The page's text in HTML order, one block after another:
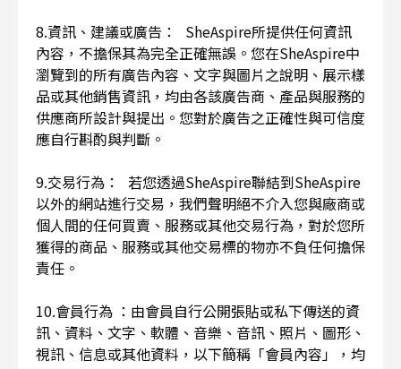
8.資訊、建議或廣告： SheAspire所提供任何資訊
內容，不擔保其為完全正確無誤。您在SheAspire中
瀏覽到的所有廣告內容、文字與圖片之說明、展示樣
品或其他銷售資訊，均由各該廣告商、產品與服務的
供應商所設計與提出。您對於廣告之正確性與可信度
應自行斟酌與判斷。
9.交易行為： 若您透過SheAspire聯結到SheAspire
以外的網站進行交易，我們聲明絕不介入您與廠商或
個人間的任何買賣、服務或其他交易行為，對於您所
獲得的商品、服務或其他交易標的物亦不負任何擔保
責任。
10.會員行為 ：由會員自行公開張貼或私下傳送的資
訊、資料、文字、軟體、音樂、音訊、照片、圖形、
視訊、信息或其他資料，以下簡稱「會員內容」，均